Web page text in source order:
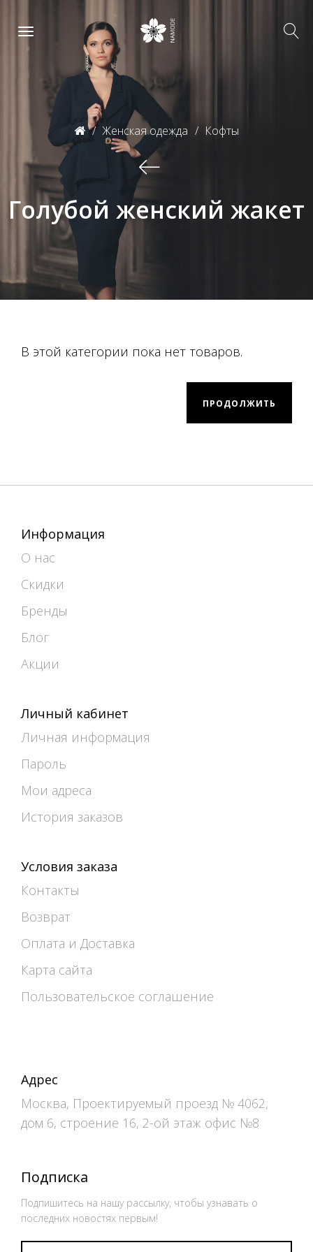
Женская одежда Кофты
Голубой женский жакет
В этой категории пока нет товаров.
ПРОДОЛЖИТЬ
Информация
О нас
Скидки
Бренды
Блог
Акции
Личный кабинет
Личная информация
Пароль
Мои адреса
История заказов
Условия заказа
Контакты
Возврат
Оплата и Доставка
Карта сайта
Пользовательское соглашение
Адрес
Москва, Проектируемый проезд № 4062,
дом 6, строение 16, 2-ой этаж офис №8
Подписка
Подпишитесь на нашу рассылку, чтобы узнавать о
последних новостях первым!